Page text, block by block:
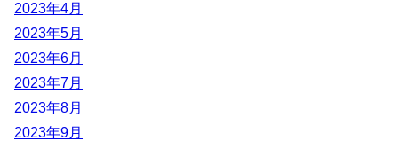
2023年4月
2023年5月
2023年6月
2023年7月
2023年8月
2023年9月